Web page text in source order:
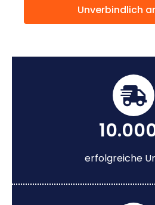
Unverbindlich
erfolgreiche